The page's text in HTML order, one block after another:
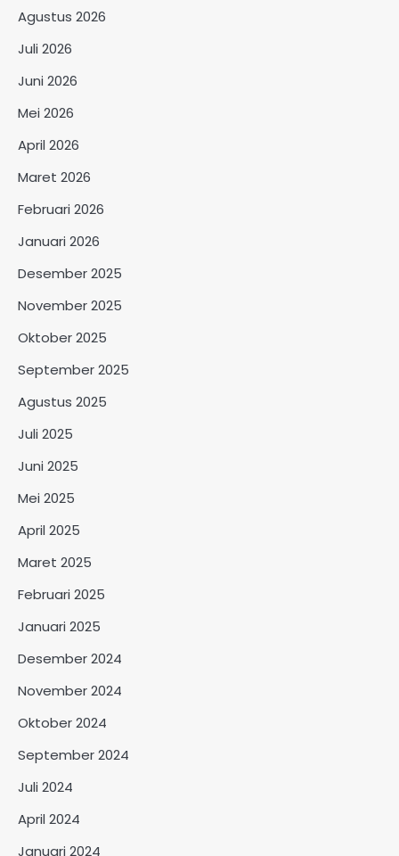
Agustus 2026
Juli 2026
Juni 2026
Mei 2026
April 2026
Maret 2026
Februari 2026
Januari 2026
Desember 2025
November 2025
Oktober 2025
September 2025
Agustus 2025
Juli 2025
Juni 2025
Mei 2025
April 2025
Maret 2025
Februari 2025
Januari 2025
Desember 2024
November 2024
Oktober 2024
September 2024
Juli 2024
April 2024
Januari 2024